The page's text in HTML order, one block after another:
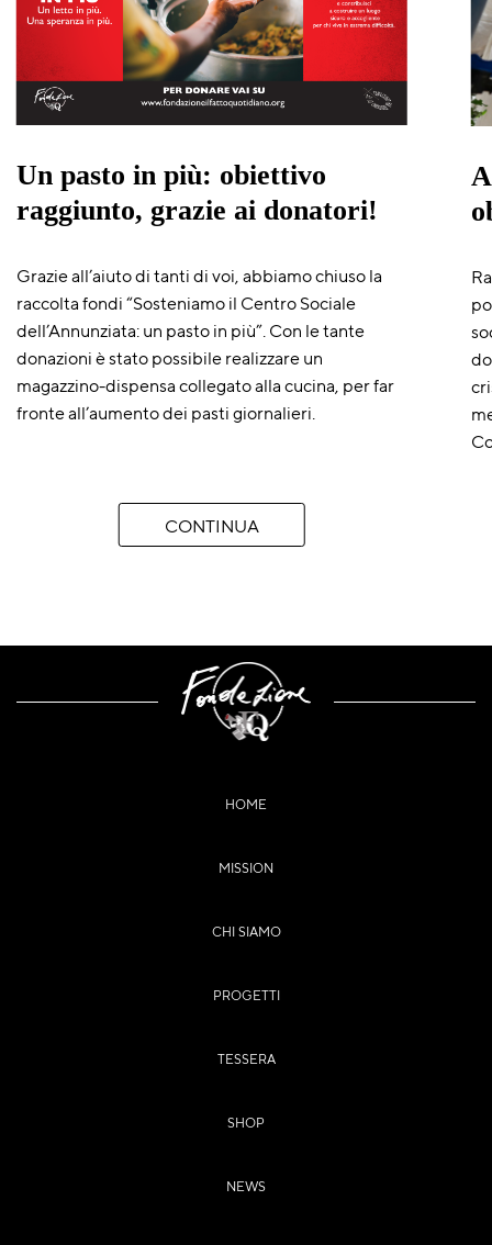
Un pasto in più: obiettivo
raggiunto, grazie ai donatori!
Grazie all’aiuto di tanti di voi, abbiamo chiuso la
raccolta fondi “Sosteniamo il Centro Sociale
dell’Annunziata: un pasto in più”. Con le tante
donazioni è stato possibile realizzare un
magazzino-dispensa collegato alla cucina, per far
fronte all’aumento dei pasti giornalieri.
CONTINUA
HOME
MISSION
CHI SIAMO
PROGETTI
TESSERA
SHOP
NEWS